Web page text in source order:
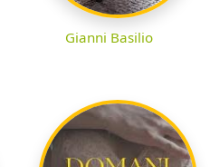
Gianni Basilio